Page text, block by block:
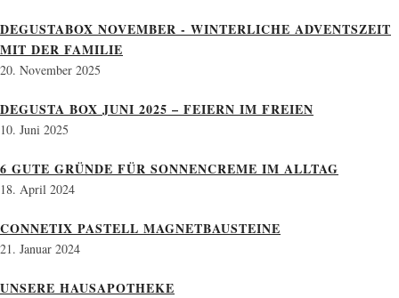
DEGUSTABOX NOVEMBER - WINTERLICHE ADVENTSZEIT
MIT DER FAMILIE
20. November 2025
DEGUSTA BOX JUNI 2025 – FEIERN IM FREIEN
10. Juni 2025
6 GUTE GRÜNDE FÜR SONNENCREME IM ALLTAG
18. April 2024
CONNETIX PASTELL MAGNETBAUSTEINE
21. Januar 2024
UNSERE HAUSAPOTHEKE